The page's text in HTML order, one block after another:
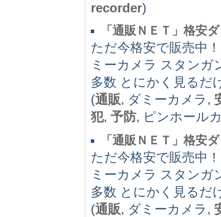
recorder)
「通販ＮＥＴ」格安
ただ今格安で販売中
ミーカメラ スタンガ
多数 とにかく見るだ
(通販, ダミーカメラ,
犯, 予防, ピンホール
「通販ＮＥＴ」格安
ただ今格安で販売中
ミーカメラ スタンガ
多数 とにかく見るだ
(通販, ダミーカメラ,